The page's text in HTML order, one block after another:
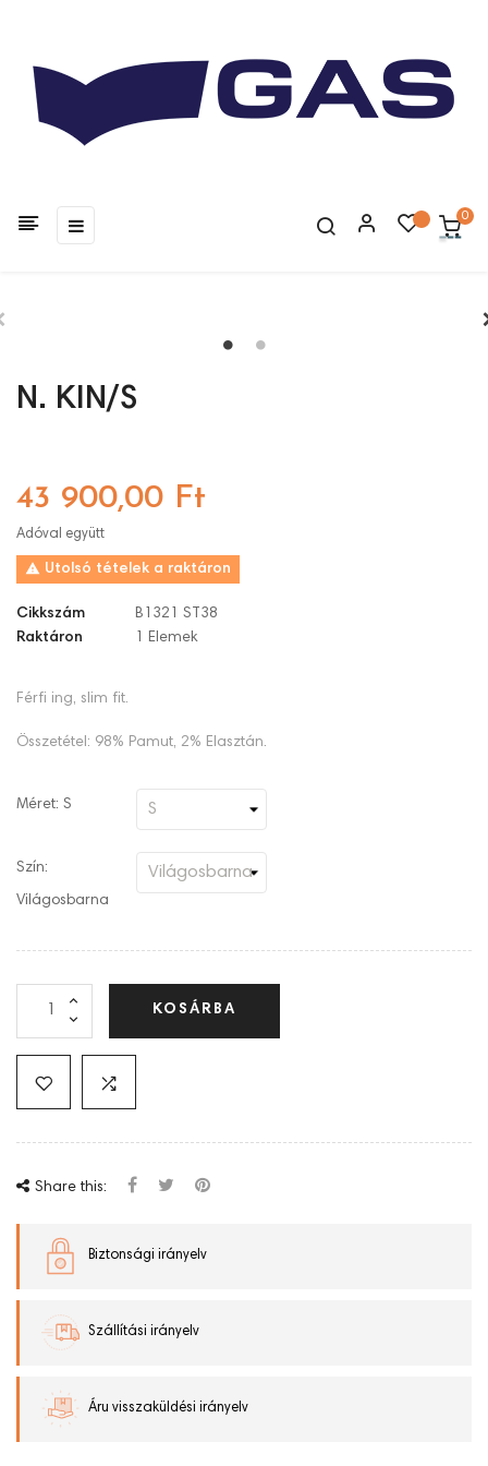
Toggle
navigation
☰ 0
N. KIN/S
43 900,00 Ft
Adóval együtt
 Utolsó tételek a raktáron
Cikkszám
B1321 ST38
Raktáron
1 Elemek
Férfi ing, slim fit.
Összetétel: 98% Pamut, 2% Elasztán.
Méret: S
Szín:
Világosbarna
KOSÁRBA
Share this:
Biztonsági irányelv
Szállítási irányelv
Áru visszaküldési irányelv